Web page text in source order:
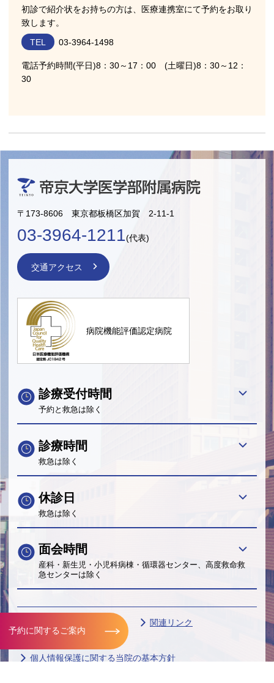
予約に関するご案内
初診で紹介状をお持ちの方は、医療連携室にて予約をお取り
致します。
TEL
03-3964-1498
電話予約時間(平日)8：30～17：00 (土曜日)8：30～12：
30
〒173-8606 東京都板橋区加賀 2-11-1
03-3964-1211(代表)
交通アクセス
病院機能評価認定病院
診療受付時間
予約と救急は除く
診療時間
救急は除く
休診日
救急は除く
面会時間
産科・新生児・小児科病棟・循環器センター、高度救命救
急センターは除く
FAQ
関連リンク
個人情報保護に関する当院の基本方針